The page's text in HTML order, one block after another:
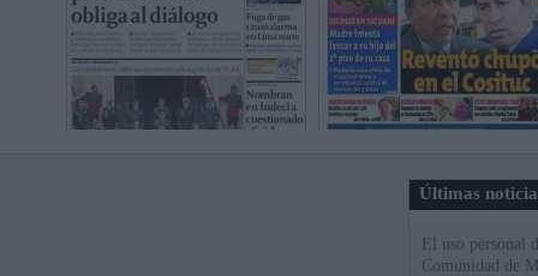
Últimas
El uso personal
Comunidad de